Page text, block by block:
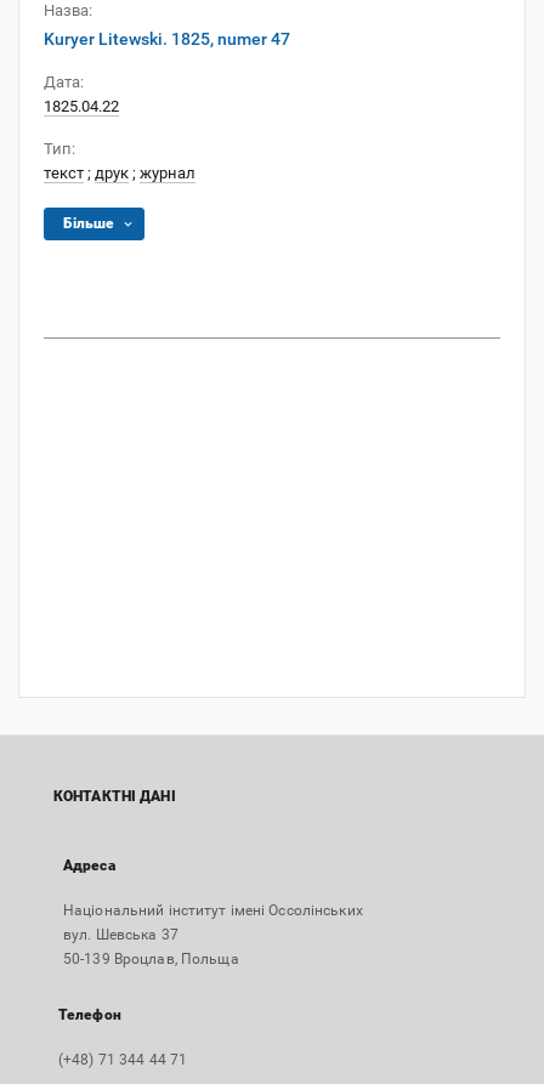
Назва:
Kuryer Litewski. 1825, numer 47
Дата:
1825.04.22
Тип:
текст ; друк ; журнал
Більше
КОНТАКТНІ ДАНІ
Адреса
Національний інститут імені Оссолінських
вул. Шевська 37
50-139 Вроцлав, Польща
Телефон
(+48) 71 344 44 71